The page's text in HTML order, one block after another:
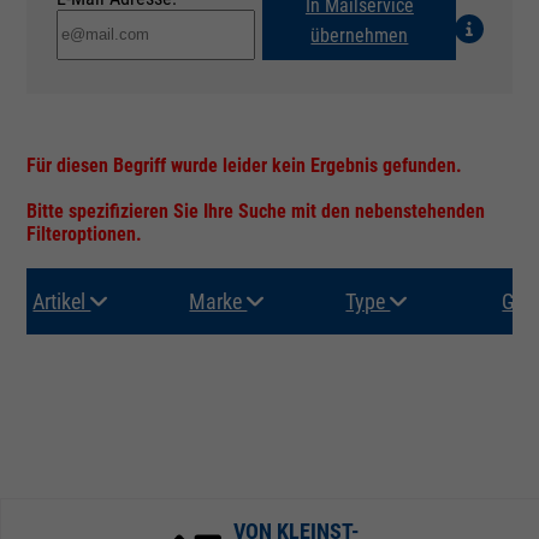
In Mailservice
übernehmen
Für diesen Begriff wurde leider kein Ergebnis gefunden.
Bitte spezifizieren Sie Ihre Suche mit den nebenstehenden
Filteroptionen.
Artikel Marke Type
VON KLEINST-